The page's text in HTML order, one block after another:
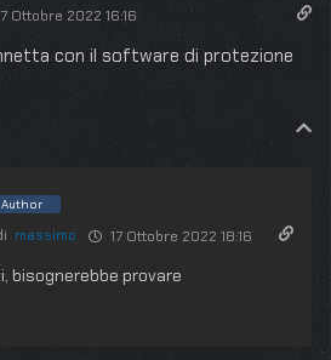
Ottobre 2022 16:16
con il software di protezione
Author
massimo 17 Ottobre 2022 18:16
bisognerebbe provare